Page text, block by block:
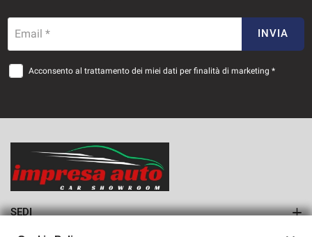
Email * INVIA
Acconsento al trattamento dei miei dati per finalità di marketing *
SEDI